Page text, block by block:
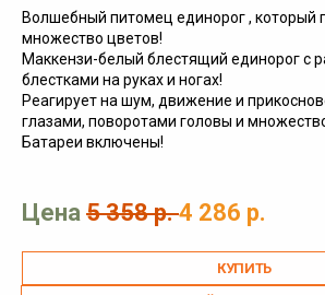
Волшебный питомец единорог , который
множество цветов!
Маккензи-белый блестящий единорог с
блестками на руках и ногах!
Реагирует на шум, движение и
глазами, поворотами головы и
Батареи включены!
Цена 5 358 р.4 286 р.